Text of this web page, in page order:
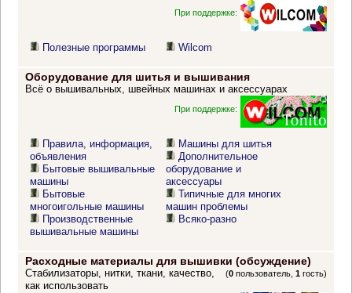
При поддержке:
Полезные программы Wilcom
Оборудование для шитья и вышивания
Всё о вышивальных, швейных машинах и аксессуарах
При поддержке:
Правила, информация,
объявления
Бытовые вышивальные
машины
Бытовые
многоигольные машины
Производственные
вышивальные машины
Машины для шитья
Дополнительное
оборудование и
аксессуары
Типичные для многих
машин проблемы
Всяко-разно
Расходные материалы для вышивки (обсуждение)
(0 пользователь,1 гость)
Стабилизаторы, нитки, ткани, качество,
как использовать